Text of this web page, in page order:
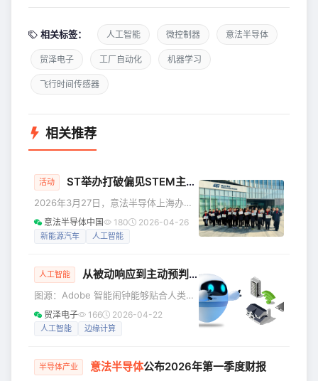
相关标签： 人工智能 微控制器 意法半导体
贸泽电子 工厂自动化 机器学习
飞行时间传感器
相关推荐
活动 ST举办打破偏见STEM主题活动，促进性别平等并激励未来创新者
2026年3月27日，意法半导体上海办公
室邀请上海圣华紫竹双语学校六年级的
学生走进ST上海办公室，参加以“STEM
联的积极联动下，53名师生走进ST的实
与实验的日常。本次活动旨在加深学生
对STEM领域的理解，鼓励学生打破性别
偏见，激发他们未来投身科技行业的志
意法半导体中国 180 2026-04-26
新能源汽车 人工智能
人工智能 从被动响应到主动预判：如何构建真正以人为中心的AI系统
图源：Adobe 智能闹钟能够贴合人类的
自然睡眠节律，在适合的时机轻柔唤醒
用户。数字助手则会在人们拿起设备之
类设备，人工智能（AI）已悄然融入人
贸泽电子 166 2026-04-22
人工智能 边缘计算
半导体产业 意法半导体公布2026年第一季度财报